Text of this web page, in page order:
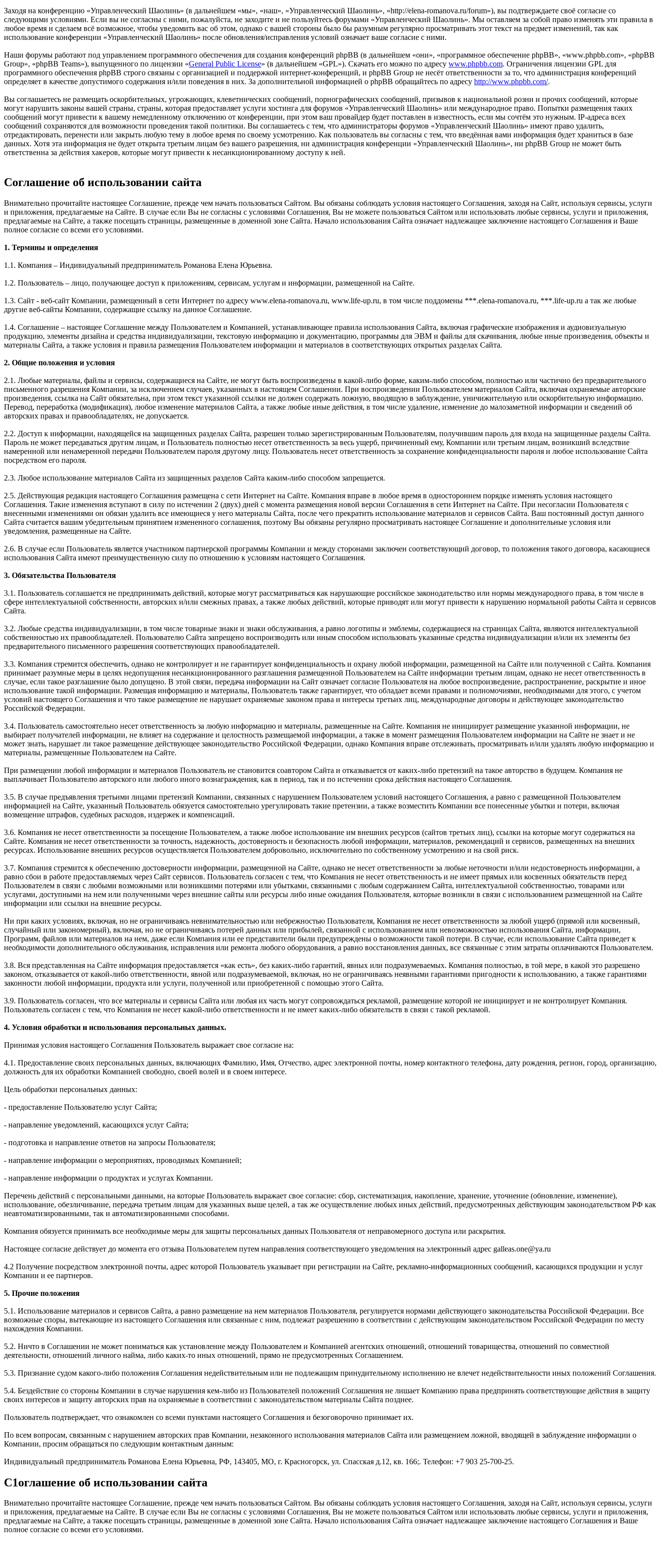
Заходя на конференцию «Управленческий Шаолинь» (в дальнейшем «мы», «наш», «Управленческий Шаолинь», «http://elena-romanova.ru/forum»), вы подтверждаете своё согласие со
следующими условиями. Если вы не согласны с ними, пожалуйста, не заходите и не пользуйтесь форумами «Управленческий Шаолинь». Мы оставляем за собой право изменять эти правила в
любое время и сделаем всё возможное, чтобы уведомить вас об этом, однако с вашей стороны было бы разумным регулярно просматривать этот текст на предмет изменений, так как
использование конференции «Управленческий Шаолинь» после обновления/исправления условий означает ваше согласие с ними.
Наши форумы работают под управлением программного обеспечения для создания конференций phpBB (в дальнейшем «они», «программное обеспечение phpBB», «www.phpbb.com», «phpBB
Group», «phpBB Teams»), выпущенного по лицензии «General Public License» (в дальнейшем «GPL»). Скачать его можно по адресу www.phpbb.com. Ограничения лицензии GPL для
программного обеспечения phpBB строго связаны с организацией и поддержкой интернет-конференций, и phpBB Group не несёт ответственности за то, что администрация конференций
определяет в качестве допустимого содержания и/или поведения в них. За дополнительной информацией о phpBB обращайтесь по адресу http://www.phpbb.com/.
Вы соглашаетесь не размещать оскорбительных, угрожающих, клеветнических сообщений, порнографических сообщений, призывов к национальной розни и прочих сообщений, которые
могут нарушить законы вашей страны, страны, которая предоставляет услуги хостинга для форумов «Управленческий Шаолинь» или международное право. Попытки размещения таких
сообщений могут привести к вашему немедленному отключению от конференции, при этом ваш провайдер будет поставлен в известность, если мы сочтём это нужным. IP-адреса всех
сообщений сохраняются для возможности проведения такой политики. Вы соглашаетесь с тем, что администраторы форумов «Управленческий Шаолинь» имеют право удалить,
отредактировать, перенести или закрыть любую тему в любое время по своему усмотрению. Как пользователь вы согласны с тем, что введённая вами информация будет храниться в базе
данных. Хотя эта информация не будет открыта третьим лицам без вашего разрешения, ни администрация конференции «Управленческий Шаолинь», ни phpBB Group не может быть
ответственна за действия хакеров, которые могут привести к несанкционированному доступу к ней.
Соглашение об использовании сайта
Внимательно прочитайте настоящее Соглашение, прежде чем начать пользоваться Сайтом. Вы обязаны соблюдать условия настоящего Соглашения, заходя на Сайт, используя сервисы, услуги
и приложения, предлагаемые на Сайте. В случае если Вы не согласны с условиями Соглашения, Вы не можете пользоваться Сайтом или использовать любые сервисы, услуги и приложения,
предлагаемые на Сайте, а также посещать страницы, размещенные в доменной зоне Сайта. Начало использования Сайта означает надлежащее заключение настоящего Соглашения и Ваше
полное согласие со всеми его условиями.
1. Термины и определения
1.1. Компания – Индивидуальный предприниматель Романова Елена Юрьевна.
1.2. Пользователь – лицо, получающее доступ к приложениям, сервисам, услугам и информации, размещенной на Сайте.
1.3. Сайт - веб-сайт Компании, размещенный в сети Интернет по адресу www.elena-romanova.ru, www.life-up.ru, в том числе поддомены ***.elena-romanova.ru, ***.life-up.ru а так же любые
другие веб-сайты Компании, содержащие ссылку на данное Соглашение.
1.4. Соглашение – настоящее Соглашение между Пользователем и Компанией, устанавливающее правила использования Сайта, включая графические изображения и аудиовизуальную
продукцию, элементы дизайна и средства индивидуализации, текстовую информацию и документацию, программы для ЭВМ и файлы для скачивания, любые иные произведения, объекты и
материалы Сайта, а также условия и правила размещения Пользователем информации и материалов в соответствующих открытых разделах Сайта.
2. Общие положения и условия
2.1. Любые материалы, файлы и сервисы, содержащиеся на Сайте, не могут быть воспроизведены в какой-либо форме, каким-либо способом, полностью или частично без предварительного
письменного разрешения Компании, за исключением случаев, указанных в настоящем Соглашении. При воспроизведении Пользователем материалов Сайта, включая охраняемые авторские
произведения, ссылка на Сайт обязательна, при этом текст указанной ссылки не должен содержать ложную, вводящую в заблуждение, уничижительную или оскорбительную информацию.
Перевод, переработка (модификация), любое изменение материалов Сайта, а также любые иные действия, в том числе удаление, изменение до малозаметной информации и сведений об
авторских правах и правообладателях, не допускается.
2.2. Доступ к информации, находящейся на защищенных разделах Сайта, разрешен только зарегистрированным Пользователям, получившим пароль для входа на защищенные разделы Сайта.
Пароль не может передаваться другим лицам, и Пользователь полностью несет ответственность за весь ущерб, причиненный ему, Компании или третьим лицам, возникший вследствие
намеренной или ненамеренной передачи Пользователем пароля другому лицу. Пользователь несет ответственность за сохранение конфиденциальности пароля и любое использование Сайта
посредством его пароля.
2.3. Любое использование материалов Сайта из защищенных разделов Сайта каким-либо способом запрещается.
2.5. Действующая редакция настоящего Соглашения размещена с сети Интернет на Сайте. Компания вправе в любое время в одностороннем порядке изменять условия настоящего
Соглашения. Такие изменения вступают в силу по истечении 2 (двух) дней с момента размещения новой версии Соглашения в сети Интернет на Сайте. При несогласии Пользователя с
внесенными изменениями он обязан удалить все имеющиеся у него материалы Сайта, после чего прекратить использование материалов и сервисов Сайта. Ваш постоянный доступ данного
Сайта считается вашим убедительным принятием измененного соглашения, поэтому Вы обязаны регулярно просматривать настоящее Соглашение и дополнительные условия или
уведомления, размещенные на Сайте.
2.6. В случае если Пользователь является участником партнерской программы Компании и между сторонами заключен соответствующий договор, то положения такого договора, касающиеся
использования Сайта имеют преимущественную силу по отношению к условиям настоящего Соглашения.
3. Обязательства Пользователя
3.1. Пользователь соглашается не предпринимать действий, которые могут рассматриваться как нарушающие российское законодательство или нормы международного права, в том числе в
сфере интеллектуальной собственности, авторских и/или смежных правах, а также любых действий, которые приводят или могут привести к нарушению нормальной работы Сайта и сервисов
Сайта.
3.2. Любые средства индивидуализации, в том числе товарные знаки и знаки обслуживания, а равно логотипы и эмблемы, содержащиеся на страницах Сайта, являются интеллектуальной
собственностью их правообладателей. Пользователю Сайта запрещено воспроизводить или иным способом использовать указанные средства индивидуализации и/или их элементы без
предварительного письменного разрешения соответствующих правообладателей.
3.3. Компания стремится обеспечить, однако не контролирует и не гарантирует конфиденциальность и охрану любой информации, размещенной на Сайте или полученной с Сайта. Компания
принимает разумные меры в целях недопущения несанкционированного разглашения размещенной Пользователем на Сайте информации третьим лицам, однако не несет ответственность в
случае, если такое разглашение было допущено. В этой связи, передача информации на Сайт означает согласие Пользователя на любое воспроизведение, распространение, раскрытие и иное
использование такой информации. Размещая информацию и материалы, Пользователь также гарантирует, что обладает всеми правами и полномочиями, необходимыми для этого, с учетом
условий настоящего Соглашения и что такое размещение не нарушает охраняемые законом права и интересы третьих лиц, международные договоры и действующее законодательство
Российской Федерации.
3.4. Пользователь самостоятельно несет ответственность за любую информацию и материалы, размещенные на Сайте. Компания не инициирует размещение указанной информации, не
выбирает получателей информации, не влияет на содержание и целостность размещаемой информации, а также в момент размещения Пользователем информации на Сайте не знает и не
может знать, нарушает ли такое размещение действующее законодательство Российской Федерации, однако Компания вправе отслеживать, просматривать и/или удалять любую информацию и
материалы, размещенные Пользователем на Сайте.
При размещении любой информации и материалов Пользователь не становится соавтором Сайта и отказывается от каких-либо претензий на такое авторство в будущем. Компания не
выплачивает Пользователю авторского или любого иного вознаграждения, как в период, так и по истечении срока действия настоящего Соглашения.
3.5. В случае предъявления третьими лицами претензий Компании, связанных с нарушением Пользователем условий настоящего Соглашения, а равно с размещенной Пользователем
информацией на Сайте, указанный Пользователь обязуется самостоятельно урегулировать такие претензии, а также возместить Компании все понесенные убытки и потери, включая
возмещение штрафов, судебных расходов, издержек и компенсаций.
3.6. Компания не несет ответственности за посещение Пользователем, а также любое использование им внешних ресурсов (сайтов третьих лиц), ссылки на которые могут содержаться на
Сайте. Компания не несет ответственности за точность, надежность, достоверность и безопасность любой информации, материалов, рекомендаций и сервисов, размещенных на внешних
ресурсах. Использование внешних ресурсов осуществляется Пользователем добровольно, исключительно по собственному усмотрению и на свой риск.
3.7. Компания стремится к обеспечению достоверности информации, размещенной на Сайте, однако не несет ответственности за любые неточности и/или недостоверность информации, а
равно сбои в работе предоставляемых через Сайт сервисов. Пользователь согласен с тем, что Компания не несет ответственность и не имеет прямых или косвенных обязательств перед
Пользователем в связи с любыми возможными или возникшими потерями или убытками, связанными с любым содержанием Сайта, интеллектуальной собственностью, товарами или
услугами, доступными на нем или полученными через внешние сайты или ресурсы либо иные ожидания Пользователя, которые возникли в связи с использованием размещенной на Сайте
информации или ссылки на внешние ресурсы.
Ни при каких условиях, включая, но не ограничиваясь невнимательностью или небрежностью Пользователя, Компания не несет ответственности за любой ущерб (прямой или косвенный,
случайный или закономерный), включая, но не ограничиваясь потерей данных или прибылей, связанной с использованием или невозможностью использования Сайта, информации,
Программ, файлов или материалов на нем, даже если Компания или ее представители были предупреждены о возможности такой потери. В случае, если использование Сайта приведет к
необходимости дополнительного обслуживания, исправления или ремонта любого оборудования, а равно восстановления данных, все связанные с этим затраты оплачиваются Пользователем.
3.8. Вся представленная на Сайте информация предоставляется «как есть», без каких-либо гарантий, явных или подразумеваемых. Компания полностью, в той мере, в какой это разрешено
законом, отказывается от какой-либо ответственности, явной или подразумеваемой, включая, но не ограничиваясь неявными гарантиями пригодности к использованию, а также гарантиями
законности любой информации, продукта или услуги, полученной или приобретенной с помощью этого Сайта.
3.9. Пользователь согласен, что все материалы и сервисы Сайта или любая их часть могут сопровождаться рекламой, размещение которой не инициирует и не контролирует Компания.
Пользователь согласен с тем, что Компания не несет какой-либо ответственности и не имеет каких-либо обязательств в связи с такой рекламой.
4. Условия обработки и использования персональных данных.
Принимая условия настоящего Соглашения Пользователь выражает свое согласие на:
4.1. Предоставление своих персональных данных, включающих Фамилию, Имя, Отчество, адрес электронной почты, номер контактного телефона, дату рождения, регион, город, организацию,
должность для их обработки Компанией свободно, своей волей и в своем интересе.
Цель обработки персональных данных:
- предоставление Пользователю услуг Сайта;
- направление уведомлений, касающихся услуг Сайта;
- подготовка и направление ответов на запросы Пользователя;
- направление информации о мероприятиях, проводимых Компанией;
- направление информации о продуктах и услугах Компании.
Перечень действий с персональными данными, на которые Пользователь выражает свое согласие: сбор, систематизация, накопление, хранение, уточнение (обновление, изменение),
использование, обезличивание, передача третьим лицам для указанных выше целей, а так же осуществление любых иных действий, предусмотренных действующим законодательством РФ как
неавтоматизированными, так и автоматизированными способами.
Компания обязуется принимать все необходимые меры для защиты персональных данных Пользователя от неправомерного доступа или раскрытия.
Настоящее согласие действует до момента его отзыва Пользователем путем направления соответствующего уведомления на электронный адрес galleas.one@ya.ru
4.2 Получение посредством электронной почты, адрес которой Пользователь указывает при регистрации на Сайте, рекламно-информационных сообщений, касающихся продукции и услуг
Компании и ее партнеров.
5. Прочие положения
5.1. Использование материалов и сервисов Сайта, а равно размещение на нем материалов Пользователя, регулируется нормами действующего законодательства Российской Федерации. Все
возможные споры, вытекающие из настоящего Соглашения или связанные с ним, подлежат разрешению в соответствии с действующим законодательством Российской Федерации по месту
нахождения Компании.
5.2. Ничто в Соглашении не может пониматься как установление между Пользователем и Компанией агентских отношений, отношений товарищества, отношений по совместной
деятельности, отношений личного найма, либо каких-то иных отношений, прямо не предусмотренных Соглашением.
5.3. Признание судом какого-либо положения Соглашения недействительным или не подлежащим принудительному исполнению не влечет недействительности иных положений Соглашения.
5.4. Бездействие со стороны Компании в случае нарушения кем-либо из Пользователей положений Соглашения не лишает Компанию права предпринять соответствующие действия в защиту
своих интересов и защиту авторских прав на охраняемые в соответствии с законодательством материалы Сайта позднее.
Пользователь подтверждает, что ознакомлен со всеми пунктами настоящего Соглашения и безоговорочно принимает их.
По всем вопросам, связанным с нарушением авторских прав Компании, незаконного использования материалов Сайта или размещением ложной, вводящей в заблуждение информации о
Компании, просим обращаться по следующим контактным данным:
Индивидуальный предприниматель Романова Елена Юрьевна, РФ, 143405, МО, г. Красногорск, ул. Спасская д.12, кв. 166;. Телефон: +7 903 25-700-25.
С1оглашение об использовании сайта
Внимательно прочитайте настоящее Соглашение, прежде чем начать пользоваться Сайтом. Вы обязаны соблюдать условия настоящего Соглашения, заходя на Сайт, используя сервисы, услуги
и приложения, предлагаемые на Сайте. В случае если Вы не согласны с условиями Соглашения, Вы не можете пользоваться Сайтом или использовать любые сервисы, услуги и приложения,
предлагаемые на Сайте, а также посещать страницы, размещенные в доменной зоне Сайта. Начало использования Сайта означает надлежащее заключение настоящего Соглашения и Ваше
полное согласие со всеми его условиями.